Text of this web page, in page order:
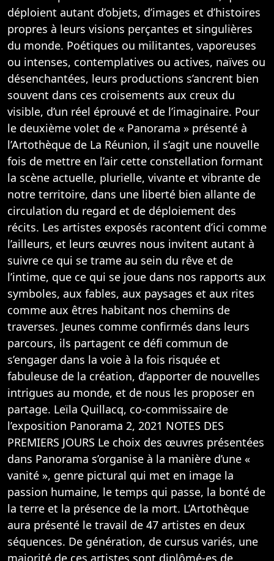
déploient autant d’objets, d’images et d’histoires
propres à leurs visions perçantes et singulières
du monde. Poétiques ou militantes, vaporeuses
ou intenses, contemplatives ou actives, naïves ou
désenchantées, leurs productions s’ancrent bien
souvent dans ces croisements aux creux du
visible, d’un réel éprouvé et de l’imaginaire. Pour
le deuxième volet de « Panorama » présenté à
l’Artothèque de La Réunion, il s’agit une nouvelle
fois de mettre en l’air cette constellation formant
la scène actuelle, plurielle, vivante et vibrante de
notre territoire, dans une liberté bien allante de
circulation du regard et de déploiement des
récits. Les artistes exposés racontent d’ici comme
l’ailleurs, et leurs œuvres nous invitent autant à
suivre ce qui se trame au sein du rêve et de
l’intime, que ce qui se joue dans nos rapports aux
symboles, aux fables, aux paysages et aux rites
comme aux êtres habitant nos chemins de
traverses. Jeunes comme confirmés dans leurs
parcours, ils partagent ce défi commun de
s’engager dans la voie à la fois risquée et
fabuleuse de la création, d’apporter de nouvelles
intrigues au monde, et de nous les proposer en
partage. Leïla Quillacq, co-commissaire de
l’exposition Panorama 2, 2021 NOTES DES
PREMIERS JOURS Le choix des œuvres présentées
dans Panorama s’organise à la manière d’une «
vanité », genre pictural qui met en image la
passion humaine, le temps qui passe, la bonté de
la terre et la présence de la mort. L’Artothèque
aura présenté le travail de 47 artistes en deux
séquences. De génération, de cursus variés, une
majorité de ces artistes sont diplômé-es de